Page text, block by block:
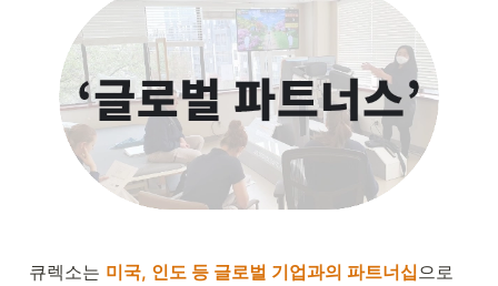
큐렉소는 미국, 인도 등 글로벌 기업과의 파트너십으로